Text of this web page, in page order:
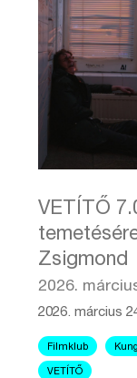
VETÍTŐ
Zsigmond
2026.
2026. március
Filmklub
VETÍTŐ